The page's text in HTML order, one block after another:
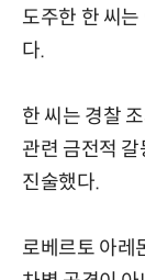
도주한 한 씨
다.
한 씨는 경찰
관련 금전적
진술했다.
로베르토 아레